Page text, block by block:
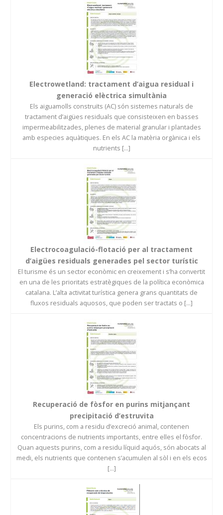
Electrowetland: tractament d’aigua residual i
generació elèctrica simultània
Els aiguamolls construïts (AC) són sistemes naturals de
tractament d’aigües residuals que consisteixen en basses
impermeabilitzades, plenes de material granular i plantades
amb especies aquàtiques. En els AC la matèria orgànica i els
nutrients [...]
Electrocoagulació-flotació per al tractament
d’aigües residuals generades pel sector turístic
El turisme és un sector econòmic en creixement i s’ha convertit
en una de les prioritats estratègiques de la política econòmica
catalana. L’alta activitat turística genera grans quantitats de
fluxos residuals aquosos, que poden ser tractats o [...]
Recuperació de fòsfor en purins mitjançant
precipitació d’estruvita
Els purins, com a residu d’excreció animal, contenen
concentracions de nutrients importants, entre elles el fòsfor.
Quan aquests purins, com a residu líquid aquós, són abocats al
medi, els nutrients que contenen s’acumulen al sòl i en els ecos
[...]